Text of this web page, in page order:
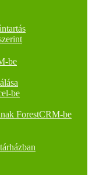
be
be
ForestCRM-be